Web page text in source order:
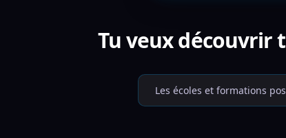
Tu veux découvrir
Les écoles et formations